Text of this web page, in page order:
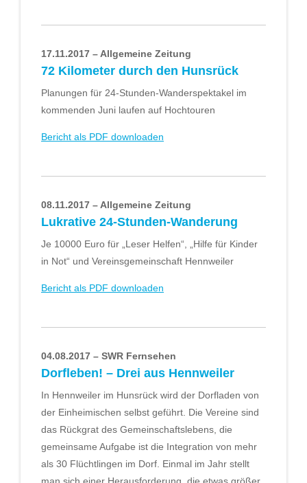
17.11.2017 – Allgemeine Zeitung
72 Kilometer durch den Hunsrück
Planungen für 24-Stunden-Wanderspektakel im
kommenden Juni laufen auf Hochtouren
Bericht als PDF downloaden
08.11.2017 – Allgemeine Zeitung
Lukrative 24-Stunden-Wanderung
Je 10000 Euro für „Leser Helfen“, „Hilfe für Kinder
in Not“ und Vereinsgemeinschaft Hennweiler
Bericht als PDF downloaden
04.08.2017 – SWR Fernsehen
Dorfleben! – Drei aus Hennweiler
In Hennweiler im Hunsrück wird der Dorfladen von
der Einheimischen selbst geführt. Die Vereine sind
das Rückgrat des Gemeinschaftslebens, die
gemeinsame Aufgabe ist die Integration von mehr
als 30 Flüchtlingen im Dorf. Einmal im Jahr stellt
man sich einer Herausforderung, die etwas größer